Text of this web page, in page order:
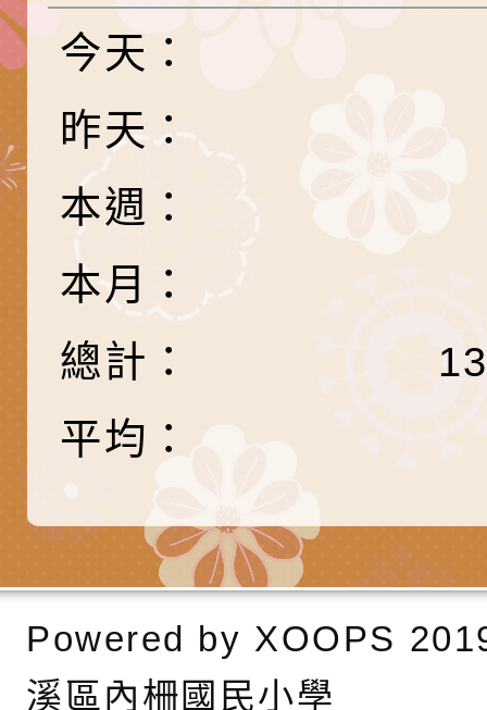
專注力研習營 「正
緒學習與生命教育(
梯次)」
檢送桃園市政府LED
字稿及LCD託播影片
函轉「2026台東博
海報電子檔及活動介
檢送桃園市政府家庭
「小桃家7月課程資
養練習題」、「青少
書會」、「親密關係
坊」、「祖孫樂淘桃
徵件活動」海報
有關本局115年「暑
字稿
者權益暨落實保護青
環境
檢送桃園市政府LED
字稿及LCD託播影片
有關桃園市政府家庭
服務資源資訊
檢送桃園市政府LED
字稿及LCD託播影（
函轉有關身心障礙者
（CRPD）第三次國
約專要文件及附件英
檢送行政院新聞傳播
月份公共服務政策溝
訊
轉知教育部國民及學
辦理「115年度促進
緒學習知能研習」
檢送桃園市政府LED
字稿及LCD託播影片
函轉有關本府新聞處
今天：
昨天：
本週：
本月：
總計：
平均：
Powered by XOOPS
溪區內柵國民小學